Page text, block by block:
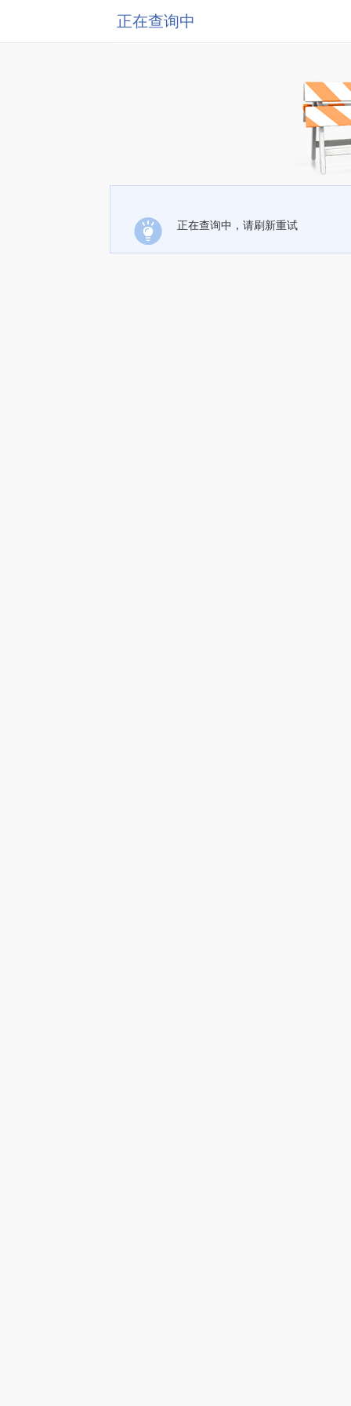
正在查询中
正在查询中，请刷新重试